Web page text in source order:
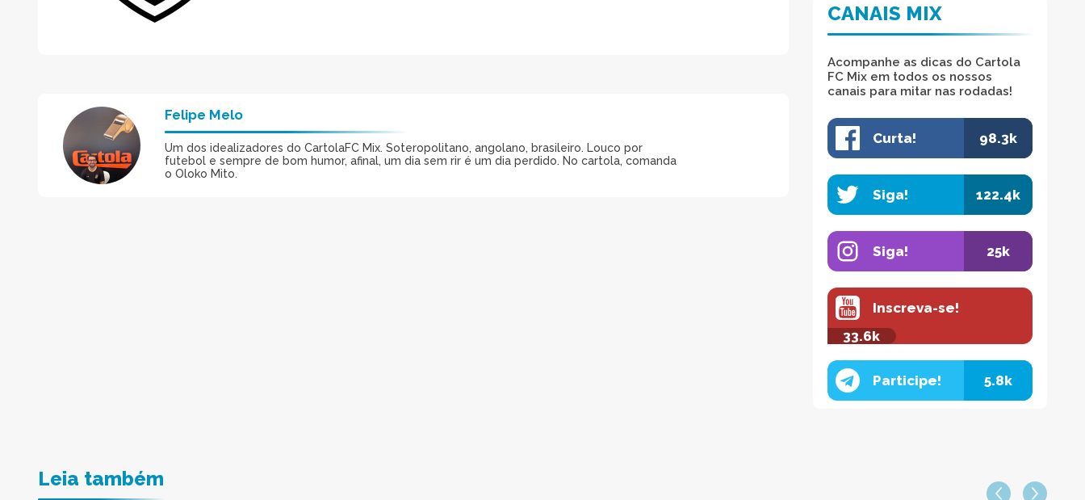
Felipe Melo
Um dos idealizadores do CartolaFC Mix. Soteropolitano, angolano, brasileiro. Louco por
futebol e sempre de bom humor, afinal, um dia sem rir é um dia perdido. No cartola, comanda
o Oloko Mito.
CANAIS MIX
Acompanhe as dicas do Cartola
FC Mix em todos os nossos
canais para mitar nas rodadas!
Curta! 98.3k
Siga! 122.4k
Siga! 25k
Inscreva-se!
33.6k
Participe! 5.8k
Leia também